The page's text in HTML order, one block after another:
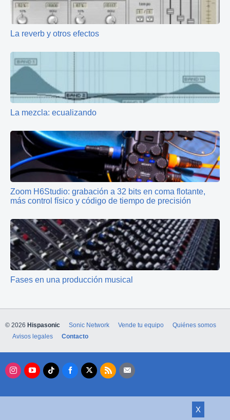
La reverb y otros efectos
La mezcla: ecualizando
Zoom H6Studio: grabación a 32 bits en coma flotante,
más control físico y código de tiempo de precisión
Fases en una producción musical
X
© 2026 Hispasonic Sonic Network Vende tu equipo
Quiénes somos
Avisos legales
Contacto